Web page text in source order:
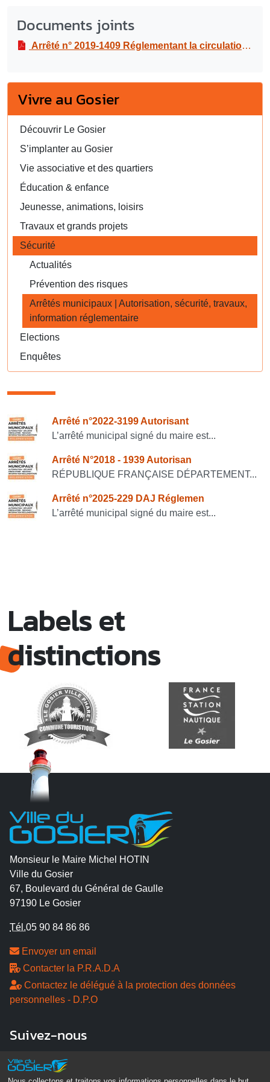
Documents joints
Arrêté n° 2019-1409 Réglementant la circulation et le stationnement pour des travaux de réfection de la voirie au boulevard Amédée CLARA, du 16 septembre au 05 octobre 2019
Vivre au Gosier
Découvrir Le Gosier
S’implanter au Gosier
Vie associative et des quartiers
Éducation & enfance
Jeunesse, animations, loisirs
Travaux et grands projets
Sécurité
Actualités
Prévention des risques
Arrêtés municipaux | Autorisation, sécurité, travaux,
information réglementaire
Elections
Enquêtes
Consulter également
Arrêté n°2022-3199 Autorisant
L’arrêté municipal signé du maire est...
Arrêté N°2018 - 1939 Autorisan
RÉPUBLIQUE FRANÇAISE DÉPARTEMENT...
Arrêté n°2025-229 DAJ Réglemen
L’arrêté municipal signé du maire est...
Labels et
distinctions
Monsieur le Maire Michel HOTIN
Ville du Gosier
67, Boulevard du Général de Gaulle
97190 Le Gosier
Tél.05 90 84 86 86
Envoyer un email
Contacter la P.R.A.D.A
Contactez le délégué à la protection des données
personnelles - D.P.O
Suivez-nous